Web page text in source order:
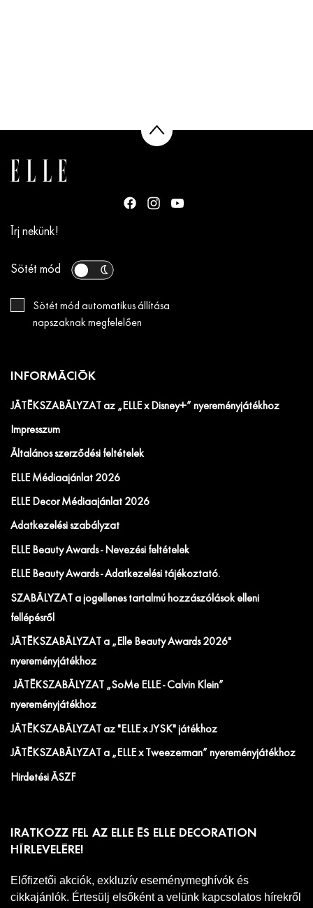
Írj nekünk!
Sötét mód
Sötét mód automatikus állítása
napszaknak megfelelően
INFORMÁCIÓK
JÁTÉKSZABÁLYZAT az „ELLE x Disney+” nyereményjátékhoz
Impresszum
Általános szerződési feltételek
ELLE Médiaajánlat 2026
ELLE Decor Médiaajánlat 2026
Adatkezelési szabályzat
ELLE Beauty Awards - Nevezési feltételek
ELLE Beauty Awards - Adatkezelési tájékoztató.
SZABÁLYZAT a jogellenes tartalmú hozzászólások elleni
fellépésről
JÁTÉKSZABÁLYZAT a „Elle Beauty Awards 2026"
nyereményjátékhoz
JÁTÉKSZABÁLYZAT „SoMe ELLE - Calvin Klein”
nyereményjátékhoz
JÁTÉKSZABÁLYZAT az "ELLE x JYSK" játékhoz
JÁTÉKSZABÁLYZAT a „ELLE x Tweezerman” nyereményjátékhoz
Hirdetési ÁSZF
IRATKOZZ FEL AZ ELLE ÉS ELLE DECORATION
HÍRLEVELÉRE!
Előfizetői akciók, exkluzív eseménymeghívók és
cikkajánlók. Értesülj elsőként a velünk kapcsolatos hírekről